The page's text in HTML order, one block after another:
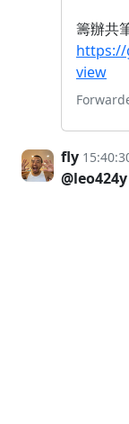
籌辦共
https://
view
fly
@leo424y